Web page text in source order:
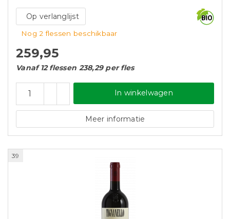
Op verlanglijst
Nog 2 flessen beschikbaar
259,95
Vanaf 12 flessen 238,29 per fles
In winkelwagen
Meer informatie
39